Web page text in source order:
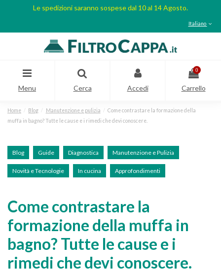
Le spedizioni saranno sospese dal 10 al 14 Agosto.
Italiano
Menu Cerca Accedi
0
Carrello
Home Blog Manutenzione e pulizia
Come contrastare la formazione della
muffa in bagno? Tutte le cause e i rimedi che devi conoscere.
Blog Guide Diagnostica Manutenzione e Pulizia
Novità e Tecnologie In cucina Approfondimenti
Come contrastare la
formazione della muffa in
bagno? Tutte le cause e i
rimedi che devi conoscere.